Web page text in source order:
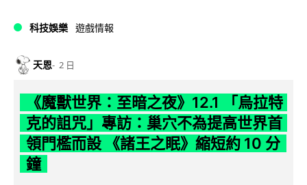
科技娛樂 遊戲情報
天恩 2 日
《魔獸世界：至暗之夜》12.1 「烏拉特
克的詛咒」專訪：巢穴不為提高世界首
領門檻而設 《諸王之眠》縮短約 10 分
鐘